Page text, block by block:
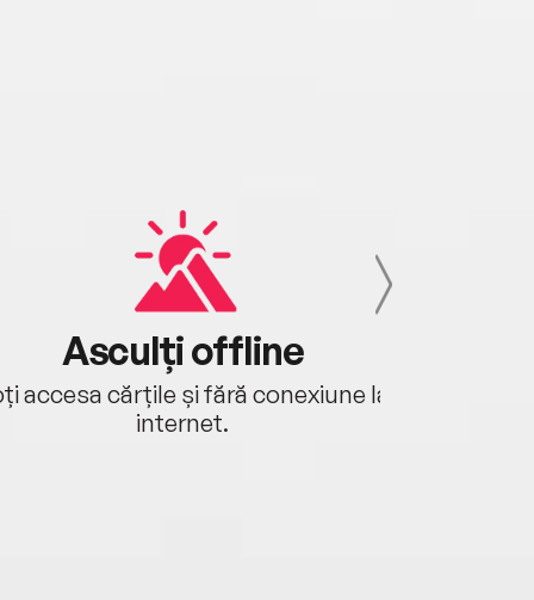
Asculți offline
accesa cărțile și fără conexiune la
internet.